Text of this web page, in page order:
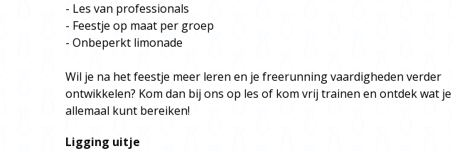
- Les van professionals
- Feestje op maat per groep
- Onbeperkt limonade
Wil je na het feestje meer leren en je freerunning vaardigheden verder
ontwikkelen? Kom dan bij ons op les of kom vrij trainen en ontdek wat je
allemaal kunt bereiken!
Ligging uitje